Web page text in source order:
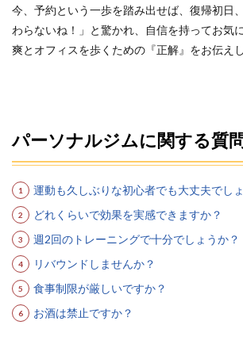
今、予約という一歩を踏み出せば、復帰初日
わらないね！」と驚かれ、自信を持ってお気
爽とオフィスを歩くための『正解』をお伝えし
パーソナルジムに関する質
運動も久しぶりな初心者でも大丈夫でし
どれくらいで効果を実感できますか？
週2回のトレーニングで十分でしょうか？
リバウンドしませんか？
食事制限が厳しいですか？
お酒は禁止ですか？